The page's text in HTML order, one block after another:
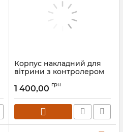
Корпус накладний для
вітрини з контролером
1 400,00 грн